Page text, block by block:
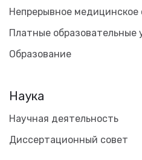
Непрерывное
Платные образовательные
Образование
Наука
Научная деятельность
Диссертационный совет